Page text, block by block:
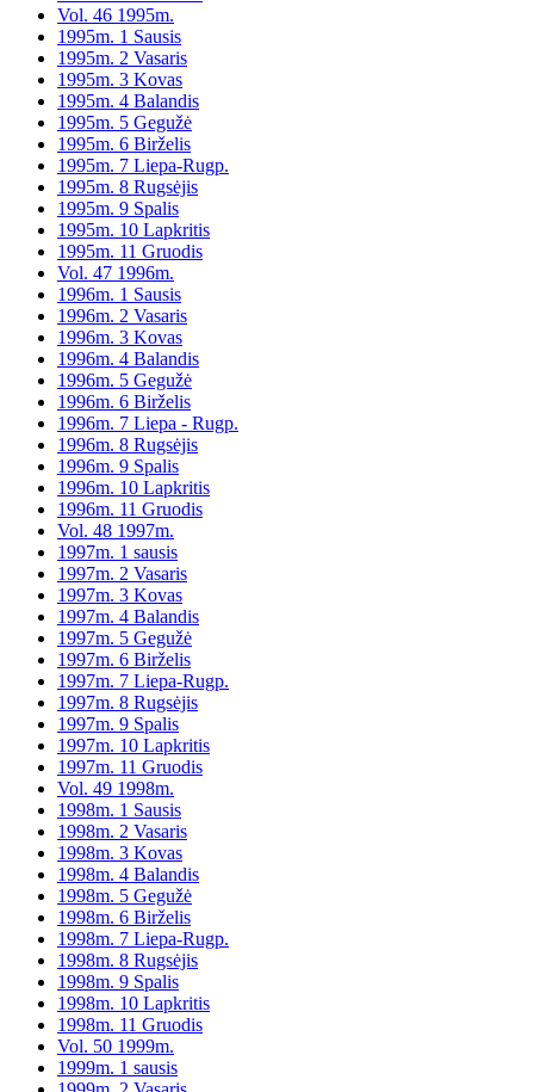
Vol. 46 1995m.
1995m. 1 Sausis
1995m. 2 Vasaris
1995m. 3 Kovas
1995m. 4 Balandis
1995m. 5 Gegužė
1995m. 6 Birželis
1995m. 7 Liepa-Rugp.
1995m. 8 Rugsėjis
1995m. 9 Spalis
1995m. 10 Lapkritis
1995m. 11 Gruodis
Vol. 47 1996m.
1996m. 1 Sausis
1996m. 2 Vasaris
1996m. 3 Kovas
1996m. 4 Balandis
1996m. 5 Gegužė
1996m. 6 Birželis
1996m. 7 Liepa - Rugp.
1996m. 8 Rugsėjis
1996m. 9 Spalis
1996m. 10 Lapkritis
1996m. 11 Gruodis
Vol. 48 1997m.
1997m. 1 sausis
1997m. 2 Vasaris
1997m. 3 Kovas
1997m. 4 Balandis
1997m. 5 Gegužė
1997m. 6 Birželis
1997m. 7 Liepa-Rugp.
1997m. 8 Rugsėjis
1997m. 9 Spalis
1997m. 10 Lapkritis
1997m. 11 Gruodis
Vol. 49 1998m.
1998m. 1 Sausis
1998m. 2 Vasaris
1998m. 3 Kovas
1998m. 4 Balandis
1998m. 5 Gegužė
1998m. 6 Birželis
1998m. 7 Liepa-Rugp.
1998m. 8 Rugsėjis
1998m. 9 Spalis
1998m. 10 Lapkritis
1998m. 11 Gruodis
Vol. 50 1999m.
1999m. 1 sausis